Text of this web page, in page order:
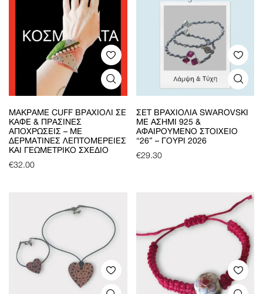
ΜΑΚΡΑΜΈ CUFF ΒΡΑΧΙΌΛΙ ΣΕ
ΚΑΦΈ & ΠΡΆΣΙΝΕΣ
ΑΠΟΧΡΏΣΕΙΣ – ΜΕ
ΔΕΡΜΆΤΙΝΕΣ ΛΕΠΤΟΜΈΡΕΙΕΣ
ΚΑΙ ΓΕΩΜΕΤΡΙΚΌ ΣΧΈΔΙΟ
€32.00
ΣΕΤ ΒΡΑΧΙΌΛΙΑ SWAROVSKI
ΜΕ ΑΣΉΜΙ 925 &
ΑΦΑΙΡΟΎΜΕΝΟ ΣΤΟΙΧΕΊΟ
“26” – ΓΟΎΡΙ 2026
€29.30